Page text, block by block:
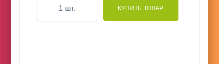
шт.